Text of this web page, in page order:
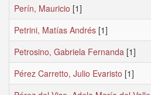
Perín, Mauricio [1]
Petrini, Matías Andrés [1]
Petrosino, Gabriela Fernanda [1]
Pérez Carretto, Julio Evaristo [1]